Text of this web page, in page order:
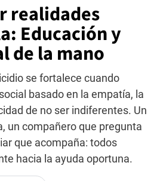
realidades
Educación y
de la mano
se fortalece cuando
basado en la empatía, la
de no ser indiferentes. Un
un compañero que pregunta
que acompaña: todos
hacia la ayuda oportuna.